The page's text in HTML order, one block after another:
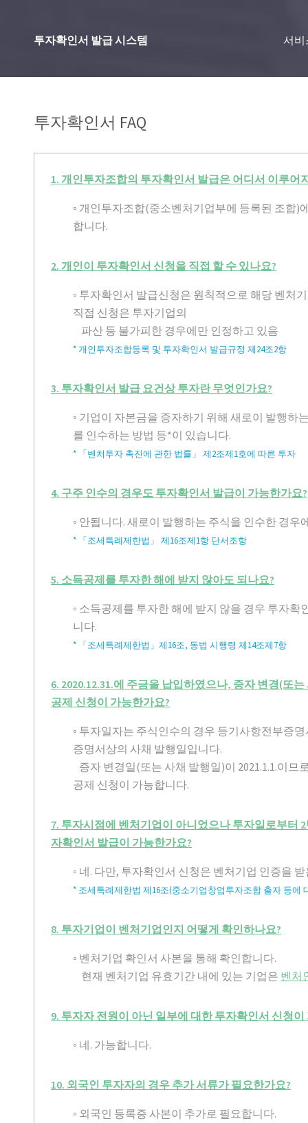
투자확인서 발급 시스템 서비
투자확인서 FAQ
1. 개인투자조합의 투자확인서 발급은 어디서 이루어
◦ 개인투자조합(중소벤처기업부에 등록된 조합
합니다.
2. 개인이 투자확인서 신청을 직접 할 수 있나요?
◦ 투자확인서 발급신청은 원칙적으로 해당 벤처
직접 신청은 투자기업의
파산 등 불가피한 경우에만 인정하고 있음
* 개인투자조합등록 및 투자확인서 발급규정 제24조2항
3. 투자확인서 발급 요건상 투자란 무엇인가요?
◦ 기업이 자본금을 증자하기 위해 새로이 발행하
를 인수하는 방법 등*이 있습니다.
* 「벤처투자 촉진에 관한 법률」 제2조제1호에 따른 투자
4. 구주 인수의 경우도 투자확인서 발급이 가능한가요?
◦ 안됩니다. 새로이 발행하는 주식을 인수한 경우
* 「조세특례제한법」 제16조제1항 단서조항
5. 소득공제를 투자한 해에 받지 않아도 되나요?
◦ 소득공제를 투자한 해에 받지 않을 경우 투자
니다.
* 「조세특례제한법」제16조, 동법 시행령 제14조제7항
6. 2020.12.31.에 주금을 납입하였으나, 증자 변경(또
공제 신청이 가능한가요?
◦ 투자일자는 주식인수의 경우 등기사항전부증
증명서상의 사채 발행일입니다.
증자 변경일(또는 사채 발행일)이 2021.1.1.이
공제 신청이 가능합니다.
7. 투자시점에 벤처기업이 아니었으나 투자일로부터
자확인서 발급이 가능한가요?
◦ 네. 다만, 투자확인서 신청은 벤처기업 인증을
* 조세특례제한법 제16조(중소기업창업투자조합 출자 등에
8. 투자기업이 벤처기업인지 어떻게 확인하나요?
◦ 벤처기업 확인서 사본을 통해 확인합니다.
현재 벤처기업 유효기간 내에 있는 기업은 벤처
9. 투자자 전원이 아닌 일부에 대한 투자확인서 신청
◦ 네. 가능합니다.
10. 외국인 투자자의 경우 추가 서류가 필요한가요?
◦ 외국인 등록증 사본이 추가로 필요합니다.